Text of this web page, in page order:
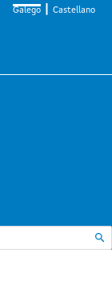
Galego Castellano